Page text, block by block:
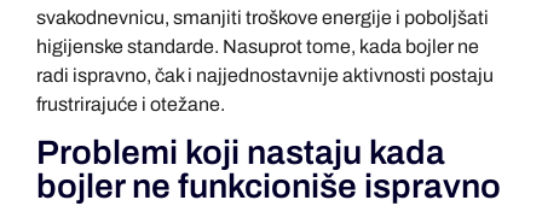
svakodnevnicu, smanjiti troškove energije i poboljšati
higijenske standarde. Nasuprot tome, kada bojler ne
radi ispravno, čak i najjednostavnije aktivnosti postaju
frustrirajuće i otežane.
Problemi koji nastaju kada
bojler ne funkcioniše ispravno